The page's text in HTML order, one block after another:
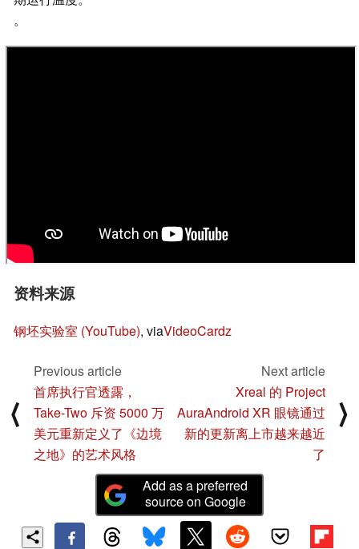
。
资料来源
钢坯实验室 (YouTube), viaVideoCardz
⟨
Previous article
首席执行官透露，
Take-Two 斥资 5000 万
美元重新定义了《边境
之地》的艺术风格
Next article
Xreal 的 Project
AuraAndroid XR 眼镜通过
新的更新离上市越来越近
了
⟩
Add as a preferred
source on Google